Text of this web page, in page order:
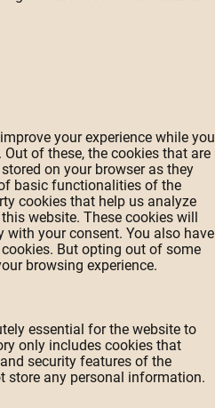
your experience while you
of these, the cookies that are
on your browser as they
basic functionalities of the
cookies that help us analyze
website. These cookies will
with your consent. You also have
But opting out of some
browsing experience.
essential for the website to
only includes cookies that
security features of the
store any personal information.